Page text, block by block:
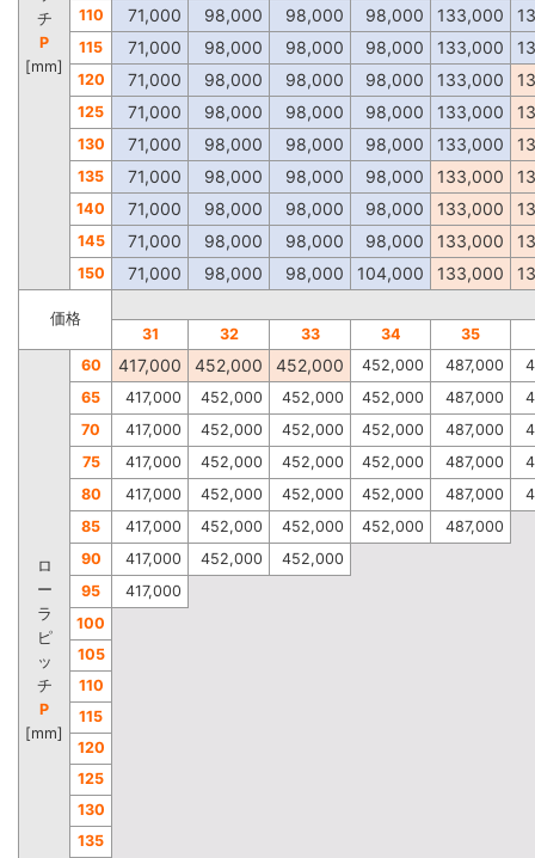
チ
P
[mm]
110 71,000 98,000 98,000 98,000 133,000
115 71,000 98,000 98,000 98,000 133,000
120 71,000 98,000 98,000 98,000 133,000
125 71,000 98,000 98,000 98,000 133,000
130 71,000 98,000 98,000 98,000 133,000
135 71,000 98,000 98,000 98,000 133,000
140 71,000 98,000 98,000 98,000 133,000
145 71,000 98,000 98,000 98,000 133,000
150 71,000 98,000 98,000 104,000 133,000
価格
31
32 33 34 35
ロ
ー
ラ
ピ
ッ
チ
P
[mm]
60 417,000 452,000 452,000 452,000 487,000
65
417,000 452,000 452,000 452,000 487,000
70
417,000 452,000 452,000 452,000 487,000
75
417,000 452,000 452,000 452,000 487,000
80
417,000 452,000 452,000 452,000 487,000
85
417,000 452,000 452,000 452,000
487,000
90
417,000 452,000
452,000
95
417,000
100
105
110
115
120
125
130
135